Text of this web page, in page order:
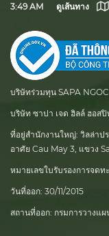
3:49 AM ดูเส้นทาง
บริษัทร่วมทุน SAPA
บริษัท ซาปา เจด ฮิลล์ ฮอสปิ
ที่อยู่สำนักงานใหญ่: วิลล่าป
อาศัย Cau May 3, แขวง
หมายเลขใบรับรองการจดท
วันที่ออก: 30/11/2015
สถานที่ออก: กรมการวางแ